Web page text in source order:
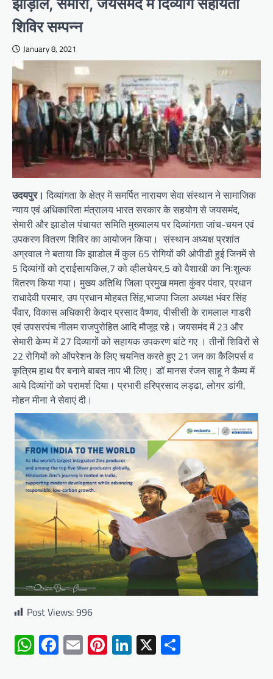
शिविर सम्पन्न
January 8, 2021
उदयपुर। दिव्यांगता के क्षेत्र में समर्पित नारायण सेवा संस्थान ने सामाजिक
न्याय एवं अधिकारिता मंत्रालय भारत सरकार के सहयोग से जयसमंद,
सेमारी और झाडोल पंचायत समिति मुख्यालय पर दिव्यांगता जांच-चयन एवं
उपकरण वितरण शिविर का आयोजन किया। संस्थान अध्यक्ष प्रशांत
अग्रवाल ने बताया कि झाडोल में कुल 65 रोगियों की ओपीडी हुई जिनमें से
5 दिव्यांगों को ट्राईसायकिल,7 को व्हीलचेयर,5 को वैशाखी का निःशुल्क
वितरण किया गया। मुख्य अतिथि जिला प्रमुख ममता कुंवर पंवार, प्रधान
राधादेवी परमार, उप प्रधान मोहबत सिंह,भाजपा जिला अध्यक्ष भंवर सिंह
पँवार, विकास अधिकारी केदार प्रसाद वैष्णव, पीसीसी के रामलाल गाडरी
एवं उपसरपंच नीलम राजपुरोहित आदि मौजूद रहे। जयसमंद में 23 और
सेमारी केम्प में 27 दिव्यागों को सहायक उपकरण बांटे गए । तीनों शिविरों से
22 रोगियों को ऑपरेशन के लिए चयनित करते हुए 21 जन का कैलिपर्स व
कृत्रिम हाथ पैर बनाने बाबत नाप भी लिए। डॉ मानस रंजन साहू ने कैम्प में
आये दिव्यांगों को परामर्श दिया। प्रभारी हरिप्रसाद लड्ढा, लोगर डांगी,
मोहन मीना ने सेवाएं दी।
Post Views:996
WhatsApp
Facebook
EmailPinterest
LinkedIn
X